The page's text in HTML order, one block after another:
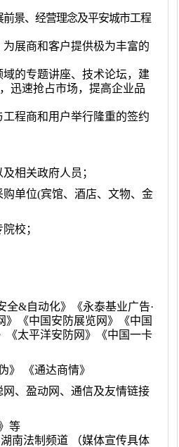
景、经营理念及平安城市工程
展商和客户提供极为丰富的
的专题讲座、技术论坛，建
迅速抢占市场，提高企业品
程商和用户举行隆重的签约
相关政府人员；
购单位(宾馆、酒店、文物、金
校；
全&自动化》《永泰基业广告·
《中国安防展览网》《中国
《太平洋安防网》《中国一卡
》 《通达商情》
、盈动网、通信及友情链接
等
南法制频道 （媒体宣传具体